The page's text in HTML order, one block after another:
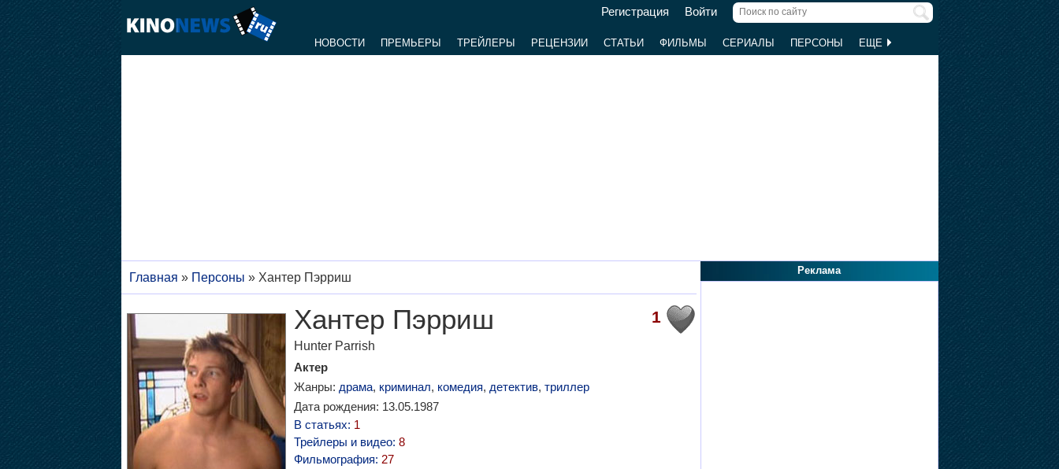
Регистрация Войти
НОВОСТИ ПРЕМЬЕРЫ ТРЕЙЛЕРЫ РЕЦЕНЗИИ СТАТЬИ ФИЛЬМЫ СЕРИАЛЫ ПЕРСОНЫ ЕЩЕ
Главная » Персоны » Хантер Пэрриш
1
Хантер Пэрриш
Hunter Parrish
Актер
Жанры: драма, криминал, комедия, детектив, триллер
Дата рождения: 13.05.1987
В статьях: 1
Трейлеры и видео: 8
Фильмография: 27
Реклама